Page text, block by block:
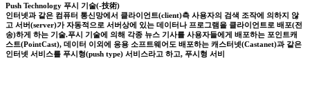
Push Technology 푸시 기술(-技術)
인터넷과 같은 컴퓨터 통신망에서 클라이언트(client)측 사용자의 검색 조작에 의하지 않
고 서버(server)가 자동적으로 서버상에 있는 데이터나 프로그램을 클라이언트로 배포(전
송)하게 하는 기술.푸시 기술에 의해 각종 뉴스 기사를 사용자들에게 배포하는 포인트캐
스트(PointCast), 데이터 이외에 응용 소프트웨어도 배포하는 캐스터넷(Castanet)과 같은
인터넷 서비스를 푸시형(push type) 서비스라고 하고, 푸시형 서비